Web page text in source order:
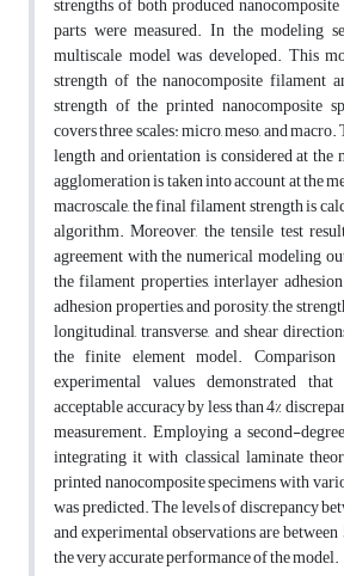
parts were measured. In the modeling
multiscale model was developed. This
strength of the nanocomposite filament
strength of the printed nanocomposite
covers three scales: micro, meso, and
length and orientation is considered at the
agglomeration is taken into account at the
macroscale, the final filament strength is
algorithm. Moreover, the tensile test
agreement with the numerical modeling
the filament properties, interlayer
adhesion properties, and porosity, the
longitudinal, transverse, and shear
the finite element model.
experimental values demonstrated
acceptable accuracy by less than 4%
measurement. Employing a second-
integrating it with classical laminate
printed nanocomposite specimens with
was predicted. The levels of discrepancy
and experimental observations are
the very accurate performance of the model.